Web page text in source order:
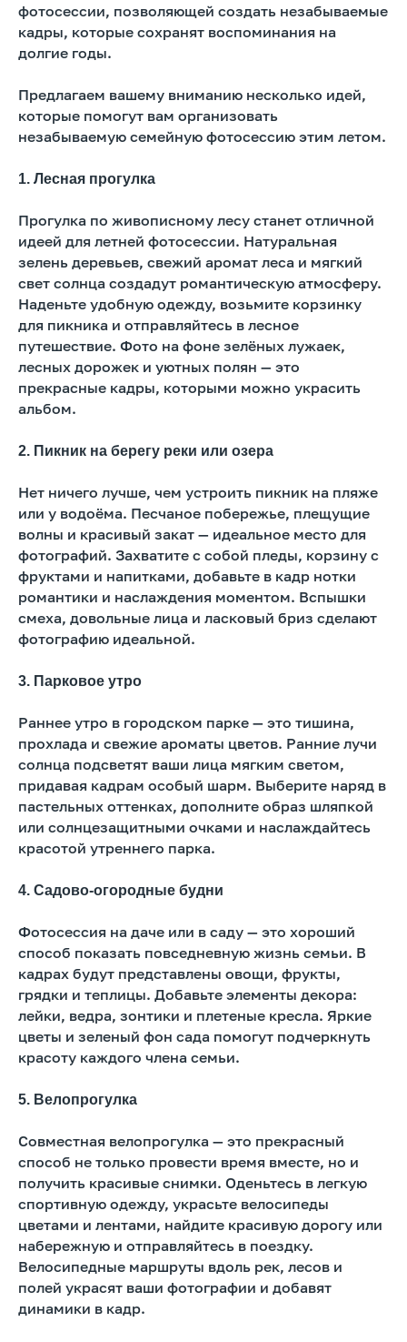
фотосессии, позволяющей создать незабываемые
кадры, которые сохранят воспоминания на
долгие годы.
Предлагаем вашему вниманию несколько идей,
которые помогут вам организовать
незабываемую семейную фотосессию этим летом.
1. Лесная прогулка
Прогулка по живописному лесу станет отличной
идеей для летней фотосессии. Натуральная
зелень деревьев, свежий аромат леса и мягкий
свет солнца создадут романтическую атмосферу.
Наденьте удобную одежду, возьмите корзинку
для пикника и отправляйтесь в лесное
путешествие. Фото на фоне зелёных лужаек,
лесных дорожек и уютных полян — это
прекрасные кадры, которыми можно украсить
альбом.
2. Пикник на берегу реки или озера
Нет ничего лучше, чем устроить пикник на пляже
или у водоёма. Песчаное побережье, плещущие
волны и красивый закат — идеальное место для
фотографий. Захватите с собой пледы, корзину с
фруктами и напитками, добавьте в кадр нотки
романтики и наслаждения моментом. Вспышки
смеха, довольные лица и ласковый бриз сделают
фотографию идеальной.
3. Парковое утро
Раннее утро в городском парке — это тишина,
прохлада и свежие ароматы цветов. Ранние лучи
солнца подсветят ваши лица мягким светом,
придавая кадрам особый шарм. Выберите наряд в
пастельных оттенках, дополните образ шляпкой
или солнцезащитными очками и наслаждайтесь
красотой утреннего парка.
4. Садово-огородные будни
Фотосессия на даче или в саду — это хороший
способ показать повседневную жизнь семьи. В
кадрах будут представлены овощи, фрукты,
грядки и теплицы. Добавьте элементы декора:
лейки, ведра, зонтики и плетеные кресла. Яркие
цветы и зеленый фон сада помогут подчеркнуть
красоту каждого члена семьи.
5. Велопрогулка
Совместная велопрогулка — это прекрасный
способ не только провести время вместе, но и
получить красивые снимки. Оденьтесь в легкую
спортивную одежду, украсьте велосипеды
цветами и лентами, найдите красивую дорогу или
набережную и отправляйтесь в поездку.
Велосипедные маршруты вдоль рек, лесов и
полей украсят ваши фотографии и добавят
динамики в кадр.